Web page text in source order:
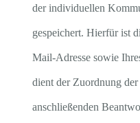
der individuellen
gespeichert. Hierfür ist
Mail-Adresse sowie
dient der Zuordnung
anschließenden